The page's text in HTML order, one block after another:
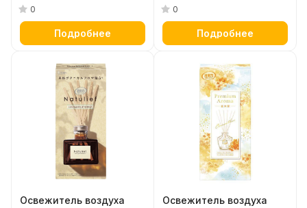
ромашка» (сменная
упаковка - наполнитель
+ палочки) 50 мл
0
Подробнее
мегаполиса»
(стеклянный флакон +
наполнитель + палочки)
0
Подробнее
Освежитель воздуха
Освежитель воздуха